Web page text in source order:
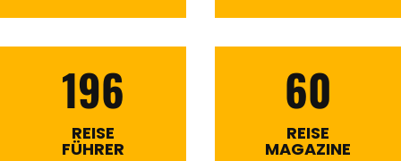
196
REISE
FÜHRER
60
REISE
MAGAZINE